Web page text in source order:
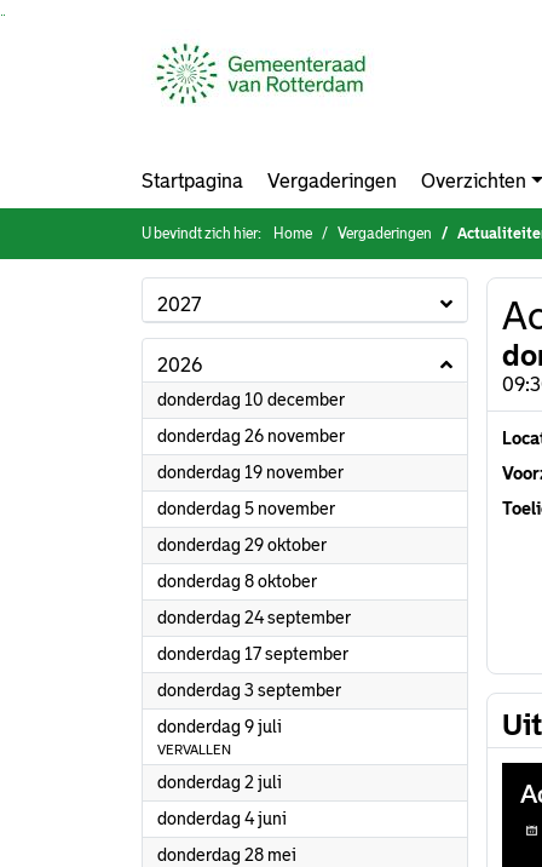
Startpagina Vergaderingen Overzichten
U bevindt zich hier: Home Vergaderingen
2027
2026
donderdag 10 december2026
donderdag 26 november2026
donderdag 19 november2026
donderdag 5 november2026
donderdag 29 oktober2026
donderdag 8 oktober2026
donderdag 24 september2026
donderdag 17 september2026
donderdag 3 september2026
donderdag 9 juli
VERVALLEN
donderdag 2 juli
donderdag 4 juni
donderdag 28 mei